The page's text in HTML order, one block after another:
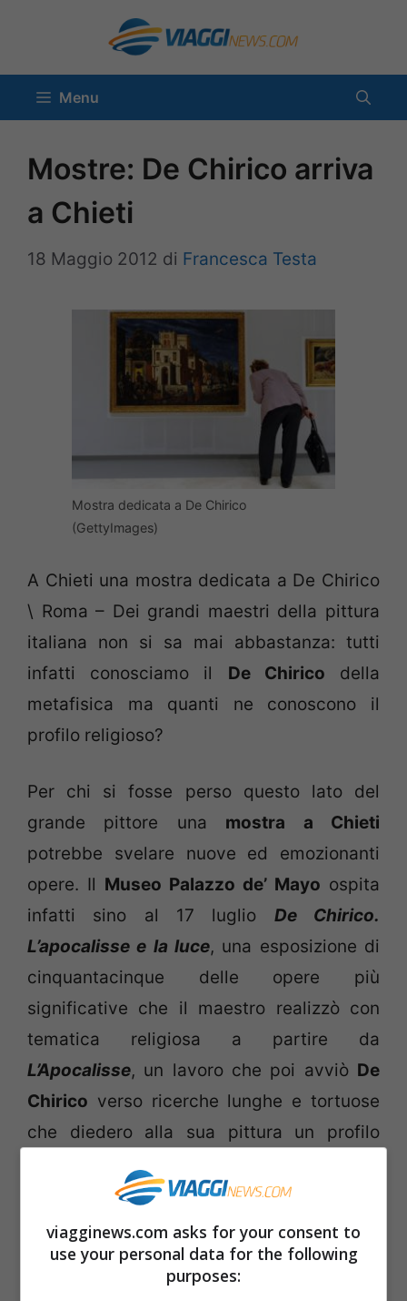
contenuto
Menu
Mostre: De Chirico arriva
a Chieti
18 Maggio 2012 di Francesca Testa
Mostra dedicata a De Chirico
(GettyImages)
A Chieti una mostra dedicata a De Chirico
\ Roma – Dei grandi maestri della pittura
italiana non si sa mai abbastanza: tutti
infatti conosciamo il De Chirico della
metafisica ma quanti ne conoscono il
profilo religioso?
Per chi si fosse perso questo lato del
grande pittore una mostra a Chieti
potrebbe svelare nuove ed emozionanti
opere. Il Museo Palazzo de’ Mayo ospita
infatti sino al 17 luglio De Chirico.
L’apocalisse e la luce, una esposizione di
cinquantacinque delle opere più
significative che il maestro realizzò con
tematica religiosa a partire da
L’Apocalisse, un lavoro che poi avviò De
Chirico verso ricerche lunghe e tortuose
che diedero alla sua pittura un profilo
Culmine dell’esposizione è
Calvario, una tela monumentale realizzata
nel 1947 e per anni gelosamente custodita
viagginews.com asks for your consent to
use your personal data for the following
purposes: